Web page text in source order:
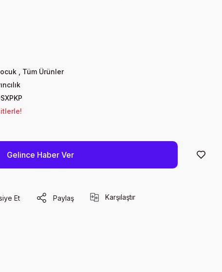
Tüm Ürünler
Gelince Haber Ver
Et Paylaş Karşılaştır